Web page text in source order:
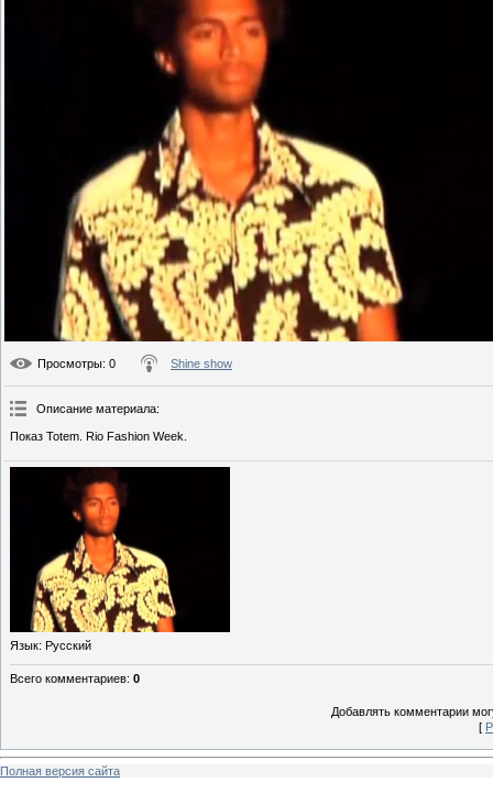
Просмотры: 0 Shine show
Описание материала:
Показ Totem. Rio Fashion Week.
Язык: Русский
Всего комментариев: 0
Добавлять комментарии
[
Полная версия сайта